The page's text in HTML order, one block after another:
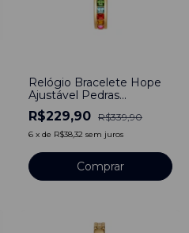
Relógio Bracelete Hope
Ajustável Pedras
Feminino Dourado
R$229,90 R$339,90
6 x de R$38,32 sem juros